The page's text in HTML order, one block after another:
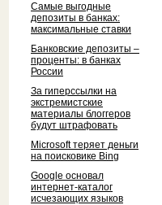
Самые выгодные
депозиты в банках:
максимальные ставки
Банковские депозиты –
проценты: в банках
России
За гиперссылки на
экстремистские
материалы блоггеров
будут штрафовать
Microsoft теряет деньги
на поисковике Bing
Google основал
интернет-каталог
исчезающих языков